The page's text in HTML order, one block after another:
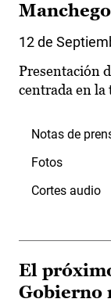
Manchego
12 de
Presentación
centrada en la
Notas de
Fotos
Cortes audio
El
Gobierno